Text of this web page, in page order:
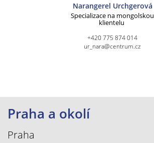
Narangerel Urchgerová
Specializace na mongolskou
klientelu
+420 775 874 014
ur_nara@centrum.cz
Praha a okolí
Praha